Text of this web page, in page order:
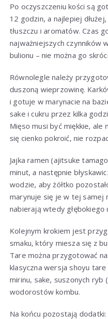
Po oczyszczeniu kości są
12 godzin, a najlepiej
tłuszczu i aromatów. Czas
najważniejszych czynników
bulionu – nie można go
Równolegle należy
duszoną wieprzowinę.
i gotuje w marynacie na
sake i cukru przez kilka
Mięso musi być miękkie, ale
się cienko pokroić, nie
Jajka ramen (ajitsuke
minut, a następnie
wodzie, aby żółtko
marynuje się je w tej samej
nabierają wtedy głębokiego
Kolejnym krokiem jest
smaku, który miesza się z
Tare można przygotować
klasyczna wersja shoyu
mirinu, sake, suszonych ryb
wodorostów kombu.
Na końcu pozostają